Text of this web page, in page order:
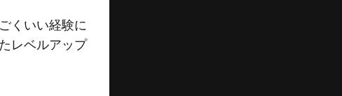
くいい経験に
レベルアップ